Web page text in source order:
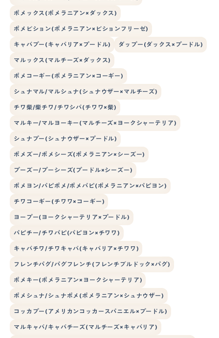
ポメックス(ポメラニアン×ダックス)
ポメビション(ポメラニアン×ビションフリーゼ)
キャバプー(キャバリア×プードル) ダップー(ダックス×プードル)
マルックス(マルチーズ×ダックス)
ポメコーギー(ポメラニアン×コーギー)
シュナマル/マルシュナ(シュナウザー×マルチーズ)
チワ柴/柴チワ/チワシバ(チワワ×柴)
マルキー/マルヨーキー(マルチーズ×ヨークシャーテリア)
シュナプー(シュナウザー×プードル)
ポメズー/ポメシーズ(ポメラニアン×シーズー)
プーズー/プーシーズ(プードル×シーズー)
ポメヨン/パピポメ/ポメパピ(ポメラニアン×パピヨン)
チワコーギー(チワワ×コーギー)
ヨープー(ヨークシャーテリア×プードル)
パピチー/チワパピ(パピヨン×チワワ)
キャバチワ/チワキャバ(キャバリア×チワワ)
フレンチパグ/パグフレンチ(フレンチブルドック×パグ)
ポメキー(ポメラニアン×ヨークシャーテリア)
ポメシュナ/シュナポメ(ポメラニアン×シュナウザー)
コッカプー(アメリカンコッカースパニエル×プードル)
マルキャバ/キャバチーズ(マルチーズ×キャバリア)